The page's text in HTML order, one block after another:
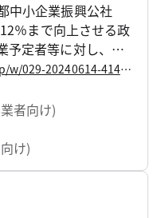
中小企業振興公社
％まで向上させる政
予定者等に対し、創
成する「創業助成事
度第2回募集につい
https://www.my.metro.tokyo.lg.jp/w/029-20240614-41474869
者向け)
け)